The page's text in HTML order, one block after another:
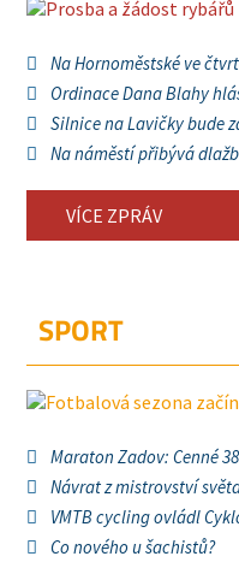
Na Hornoměstské ve
Ordinace Dana Blahy
Silnice na Lavičky bude
Na náměstí přibývá
VÍCE ZPRÁV
SPORT
Maraton Zadov: Cenné
Návrat z mistrovství
VMTB cycling ovládl
Co nového u šachistů?